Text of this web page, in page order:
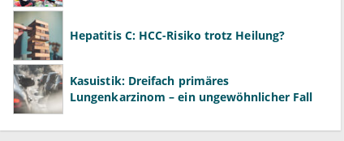
Hepatitis C: HCC-Risiko trotz Heilung?
Kasuistik: Dreifach primäres
Lungenkarzinom – ein ungewöhnlicher Fall